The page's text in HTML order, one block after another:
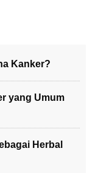
Kanker?
yang Umum
Herbal